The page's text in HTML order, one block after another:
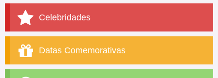
Celebridades
Datas Comemorativas